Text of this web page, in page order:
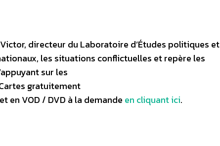
directeur du Laboratoire d’Études politiques et
les situations conflictuelles et repère les
sur les
gratuitement
en VOD / DVD à la demande en cliquant ici.